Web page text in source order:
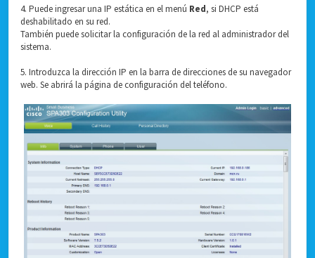
4. Puede ingresar una IP estática en el menú Red, si DHCP está
deshabilitado en su red.
También puede solicitar la configuración de la red al administrador del
sistema.
5. Introduzca la dirección IP en la barra de direcciones de su navegador
web. Se abrirá la página de configuración del teléfono.